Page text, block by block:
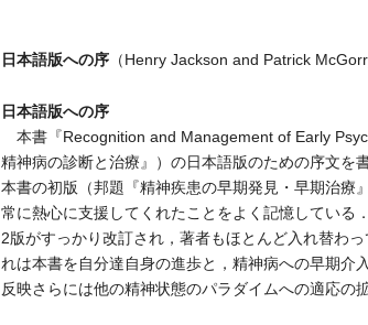
日本語版への序 （Henry Jackson and Patrick
日本語版への序
本書『Recognition and Management of Early
精神病の診断と治療』）の日本語版のための序文を
本書の初版（邦題『精神疾患の早期発見・早期治療
常に熱心に支援してくれたことをよく記憶している
2版がすっかり改訂され，著者もほとんど入れ替わ
れは本書を自分達自身の進歩と，精神病への早期介
反映さらには他の精神状態のパラダイムへの適応の